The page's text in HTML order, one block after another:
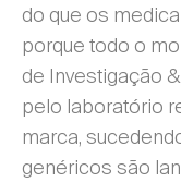
do que os
porque todo o
de Investigação
pelo laboratório
marca,
genéricos são